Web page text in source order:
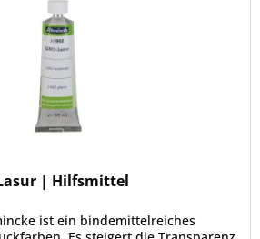
| Hilfsmittel
ist ein bindemittelreiches